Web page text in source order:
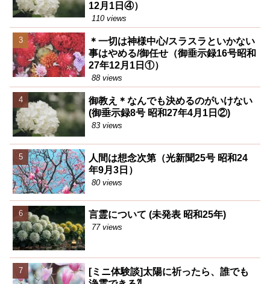
12月1日④）
110 views
＊一切は神様中心/スラスラといかない
事はやめる/御任せ（御垂示録16号昭和
27年12月1日①）
88 views
御教え＊なんでも決めるのがいけない
(御垂示録8号 昭和27年4月1日②)
83 views
人間は想念次第（光新聞25号 昭和24
年9月3日）
80 views
言霊について (未発表 昭和25年)
77 views
[ミニ体験談]太陽に祈ったら、誰でも